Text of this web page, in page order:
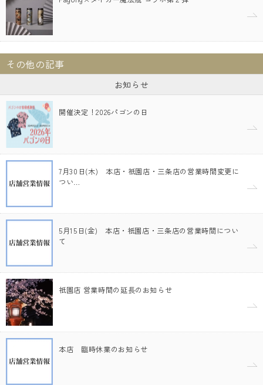
その他の記事
お知らせ
開催決定！2026パゴンの日
7月30日(木) 本店・祇園店・三条店の営業時間変更に
つい…
5月15日(金) 本店・祇園店・三条店の営業時間につい
て
祇園店 営業時間の延長のお知らせ
本店 臨時休業のお知らせ